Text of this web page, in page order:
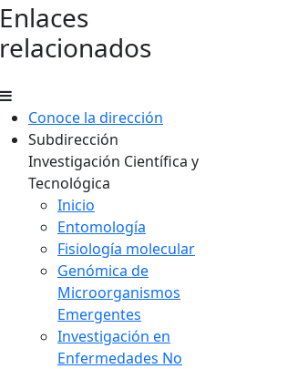
Enlaces
relacionados
Conoce la dirección
Subdirección
Investigación Científica y
Tecnológica
Inicio
Entomología
Fisiología molecular
Genómica de
Microorganismos
Emergentes
Investigación en
Enfermedades No